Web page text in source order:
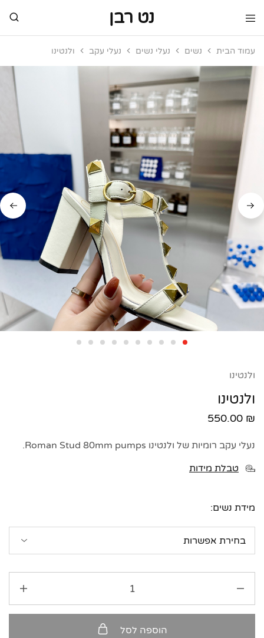
נט רבן
נט
מותגי
מותגי
עמוד הבית נשים נעלי נשים נעלי עקב ולנטינו
ולנטינו
ולנטינו
550.00 ₪
נעלי עקב רומיות של ולנטינו Roman Stud 80mm pumps.
טבלת מידות
מידת נשים:
הוספה לסל